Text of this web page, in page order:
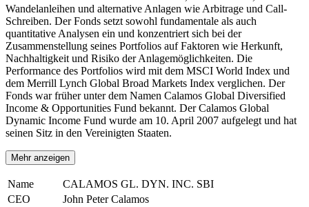
Wandelanleihen und alternative Anlagen wie Arbitrage und Call-
Schreiben. Der Fonds setzt sowohl fundamentale als auch
quantitative Analysen ein und konzentriert sich bei der
Zusammenstellung seines Portfolios auf Faktoren wie Herkunft,
Nachhaltigkeit und Risiko der Anlagemöglichkeiten. Die
Performance des Portfolios wird mit dem MSCI World Index und
dem Merrill Lynch Global Broad Markets Index verglichen. Der
Fonds war früher unter dem Namen Calamos Global Diversified
Income & Opportunities Fund bekannt. Der Calamos Global
Dynamic Income Fund wurde am 10. April 2007 aufgelegt und hat
seinen Sitz in den Vereinigten Staaten.
Mehr anzeigen
Name
CALAMOS GL. DYN. INC. SBI
CEO
John Peter Calamos